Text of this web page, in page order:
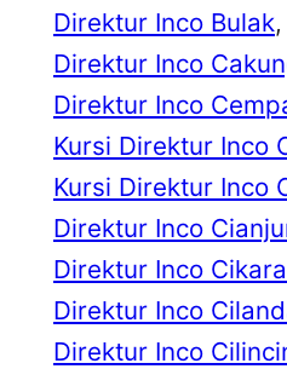
Direktur Inco Bulak,
Direktur Inco
Direktur Inco
Kursi Direktur Inco
Kursi Direktur Inco
Direktur Inco
Direktur Inco
Direktur Inco
Direktur Inco